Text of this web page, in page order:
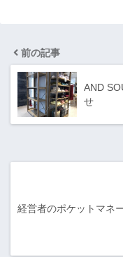
前の記事
AND
せ
経営者のポケットマネ